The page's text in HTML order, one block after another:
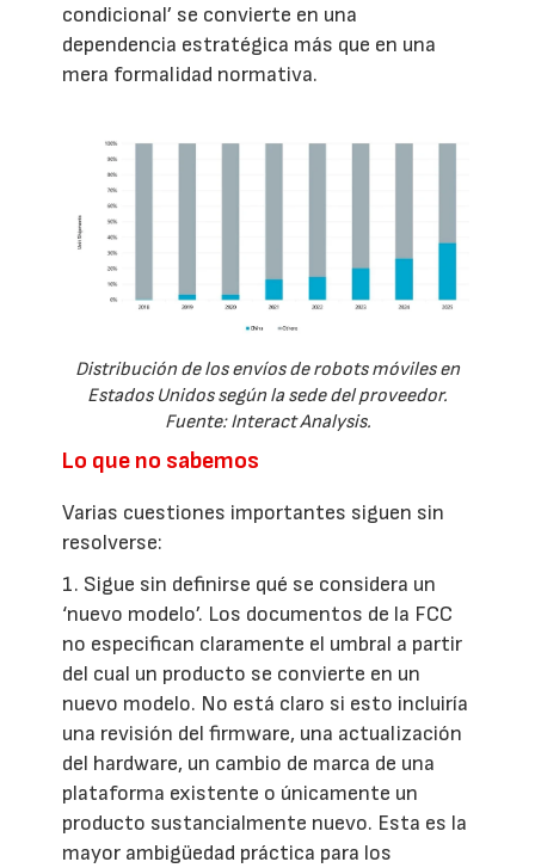
condicional’ se convierte en una
dependencia estratégica más que en una
mera formalidad normativa.
Distribución de los envíos de robots móviles en
Estados Unidos según la sede del proveedor.
Fuente: Interact Analysis.
Lo que no sabemos
Varias cuestiones importantes siguen sin
resolverse:
1. Sigue sin definirse qué se considera un
‘nuevo modelo’. Los documentos de la FCC
no especifican claramente el umbral a partir
del cual un producto se convierte en un
nuevo modelo. No está claro si esto incluiría
una revisión del firmware, una actualización
del hardware, un cambio de marca de una
plataforma existente o únicamente un
producto sustancialmente nuevo. Esta es la
mayor ambigüedad práctica para los